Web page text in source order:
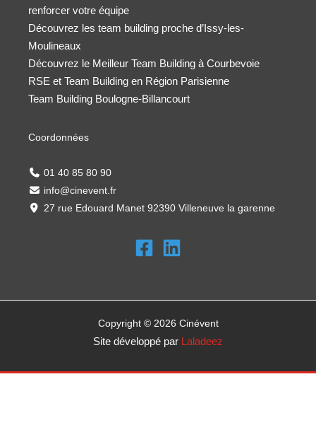
renforcer votre équipe
Découvrez les team building proche d’Issy-les-
Moulineaux
Découvrez le Meilleur Team Building à Courbevoie
RSE et Team Building en Région Parisienne
Team Building Boulogne-Billancourt
Coordonnées
01 40 85 80 90
info@cinevent.fr
27 rue Edouard Manet 92390 Villeneuve la garenne
Copyright © 2026 Cinévent
Site développé par Laladeez